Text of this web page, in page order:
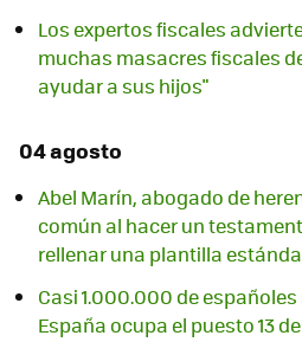
Los expertos fiscales
muchas masacres fiscales
ayudar a sus hijos"
04 agosto
Abel Marín, abogado de
común al hacer un
rellenar una plantilla
Casi 1.000.000 de
España ocupa el puesto 13